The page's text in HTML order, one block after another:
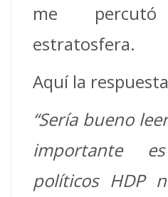
me
estratosfera.
Aquí la
“Sería bueno
importante
políticos HDP